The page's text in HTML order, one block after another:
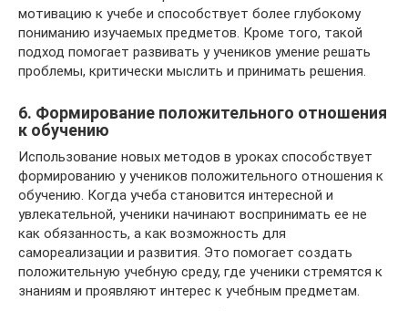
мотивацию к учебе и способствует более глубокому
пониманию изучаемых предметов. Кроме того, такой
подход помогает развивать у учеников умение решать
проблемы, критически мыслить и принимать решения.
6. Формирование положительного отношения
к обучению
Использование новых методов в уроках способствует
формированию у учеников положительного отношения к
обучению. Когда учеба становится интересной и
увлекательной, ученики начинают воспринимать ее не
как обязанность, а как возможность для
самореализации и развития. Это помогает создать
положительную учебную среду, где ученики стремятся к
знаниям и проявляют интерес к учебным предметам.